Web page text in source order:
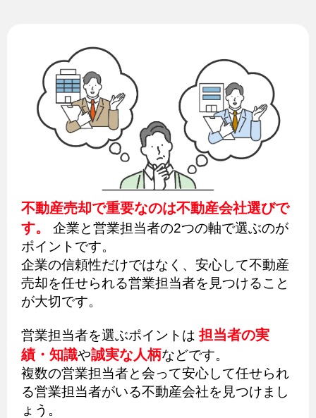
不動産売却で重要なのは不動産会社選びで
す。
企業と営業担当者の2つの軸で選ぶのが
ポイントです。
企業の信頼性だけではなく、安心して不動産
売却を任せられる営業担当者を見つけること
が大切です。
営業担当者を選ぶポイントは 担当者の実
績・知識や誠実な人柄などです。
複数の営業担当者と会って安心して任せられ
る営業担当者がいる不動産会社を見つけまし
ょう。